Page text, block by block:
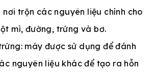
nơi trộn các nguyên liệu chính cho
mì, đường, trứng và bơ.
máy được sử dụng để đánh
nguyên liệu khác để tạo ra hỗn